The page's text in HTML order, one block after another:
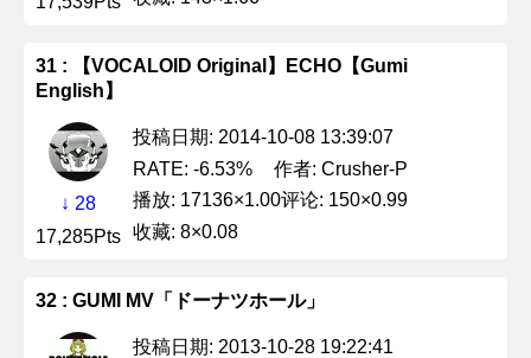
31 : 【VOCALOID Original】ECHO【Gumi
English】
↓ 28
17,285Pts
投稿日期: 2014-10-08 13:39:07
RATE: -6.53%
作者: Crusher-P
播放: 17136×1.00评论: 150×0.99
收藏: 8×0.08
32 : GUMI MV「ドーナツホール」
投稿日期: 2013-10-28 19:22:41